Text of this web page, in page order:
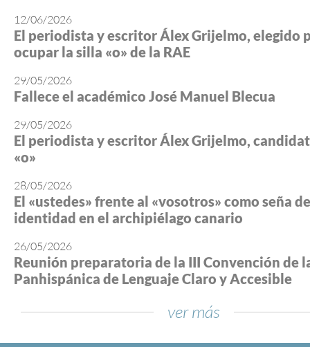
12/06/2026
El periodista y escritor Álex Grijelmo, elegido
ocupar la silla «o» de la RAE
29/05/2026
Fallece el académico José Manuel Blecua
29/05/2026
El periodista y escritor Álex Grijelmo,
«o»
28/05/2026
El «ustedes» frente al «vosotros» como seña de
identidad en el archipiélago canario
26/05/2026
Reunión preparatoria de la III Convención de
Panhispánica de Lenguaje Claro y Accesible
ver más